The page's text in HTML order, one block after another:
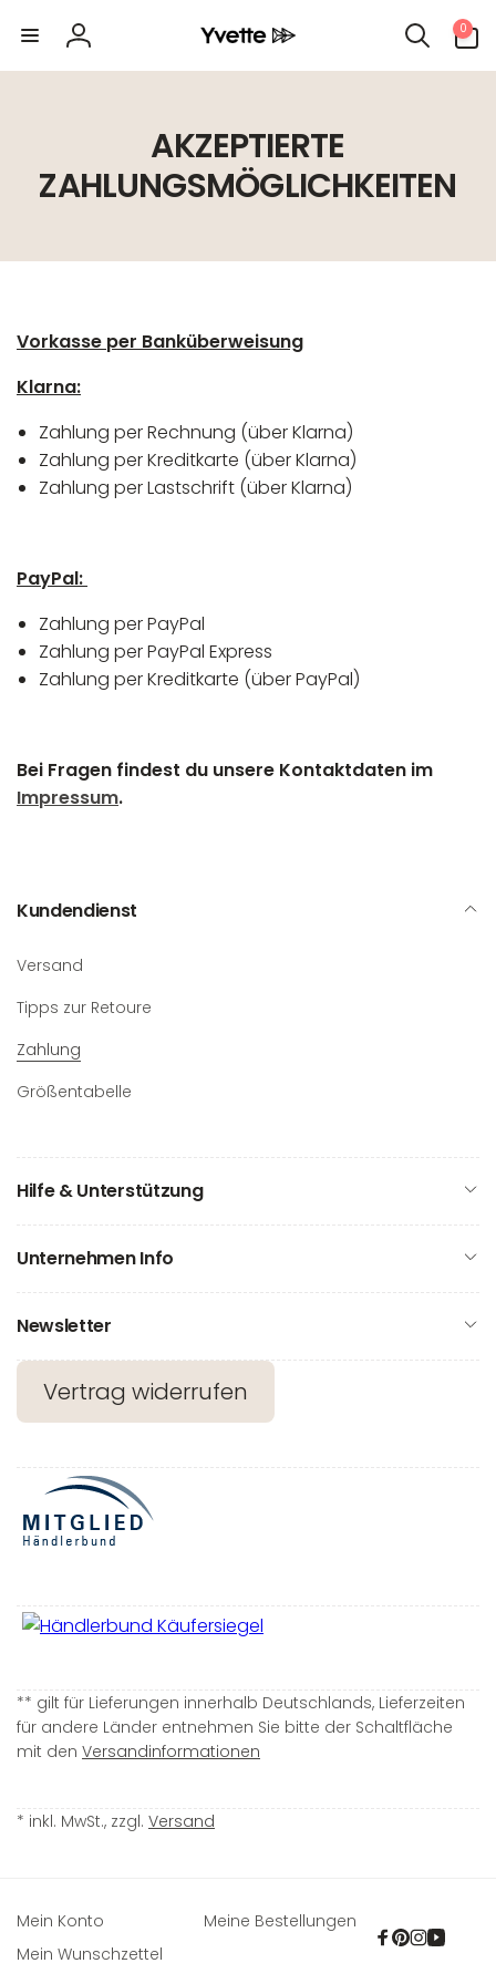
zum
Inhalt
Einloggen
0
Artikel
AKZEPTIERTE
ZAHLUNGSMÖGLICHKEITEN
Vorkasse per Banküberweisung
Klarna:
Zahlung per Rechnung (über Klarna)
Zahlung per Kreditkarte (über Klarna)
Zahlung per Lastschrift (über Klarna)
PayPal:
Zahlung per PayPal
Zahlung per PayPal Express
Zahlung per Kreditkarte (über PayPal)
Bei Fragen findest du unsere Kontaktdaten im
Impressum.
Kundendienst
Versand
Tipps zur Retoure
Zahlung
Größentabelle
Hilfe & Unterstützung
Unternehmen Info
Newsletter
Vertrag widerrufen
** gilt für Lieferungen innerhalb Deutschlands, Lieferzeiten
für andere Länder entnehmen Sie bitte der Schaltfläche
mit den Versandinformationen
* inkl. MwSt., zzgl. Versand
Mein Konto
Meine Bestellungen
Mein Wunschzettel
Facebook
Pinterest